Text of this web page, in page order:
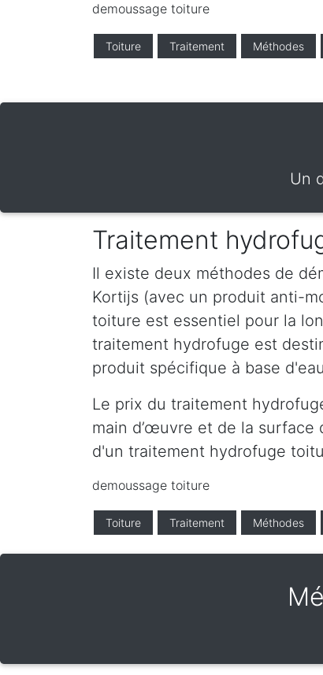
demoussage toiture
Toiture Traitement Méthodes
Un
Traitement
Il existe deux méthodes de
Kortijs (avec un produit anti-
toiture est essentiel pour la
traitement hydrofuge est
produit spécifique à base
Le prix du traitement
main d’œuvre et de la
d'un traitement hydrofuge
demoussage toiture
Toiture Traitement Méthodes